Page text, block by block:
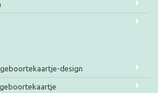
design